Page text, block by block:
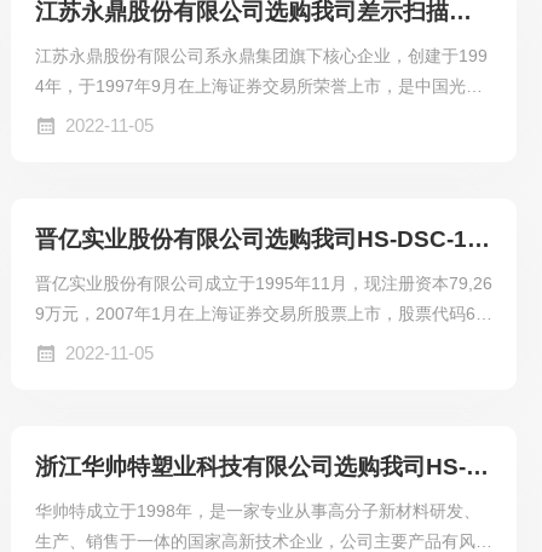
下上市企业（股票代码：SH600498），是国际知名的信息通
领域“863”计划成果产业化基地和创新型企业。
江苏永鼎股份有限公司选购我司差示扫描量热仪
江苏永鼎股份有限公司系永鼎集团旗下核心企业，创建于199
4年，于1997年9月在上海证券交易所荣誉上市，是中国光缆
行业首家民营上市公司。 历经二十载的创新与发展，永鼎股
业界领先企业之一。
2022-11-05
晋亿实业股份有限公司选购我司HS-DSC-101差示扫描量热仪
晋亿实业股份有限公司成立于1995年11月，现注册资本79,26
9万元，2007年1月在上海证券交易所股票上市，股票代码60
1002，是国内紧固件行业龙头企业，是全球知名的紧固件制
（ISO）等各类高品质螺栓、螺母、螺钉、精线及非标准特殊
空、建筑、电力、能源、钢结构、工程机械等领域。
2022-11-05
浙江华帅特塑业科技有限公司选购我司HS-DSC-101差示扫描量热仪
华帅特成立于1998年，是一家专业从事高分子新材料研发、
生产、销售于一体的国家高新技术企业，公司主要产品有风障